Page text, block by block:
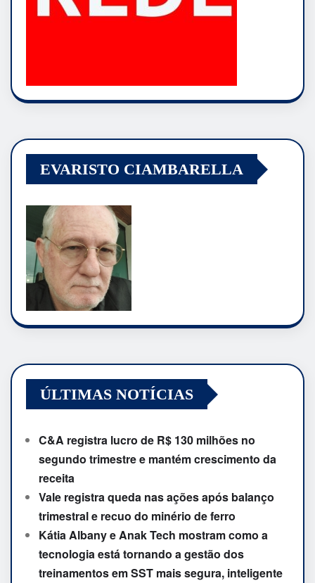
EVARISTO CIAMBARELLA
ÚLTIMAS NOTÍCIAS
C&A registra lucro de R$ 130 milhões no
segundo trimestre e mantém crescimento da
receita
Vale registra queda nas ações após balanço
trimestral e recuo do minério de ferro
Kátia Albany e Anak Tech mostram como a
tecnologia está tornando a gestão dos
treinamentos em SST mais segura, inteligente